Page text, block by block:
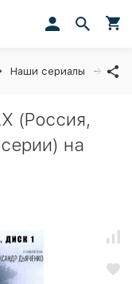
Наши сериалы
(Россия,
на